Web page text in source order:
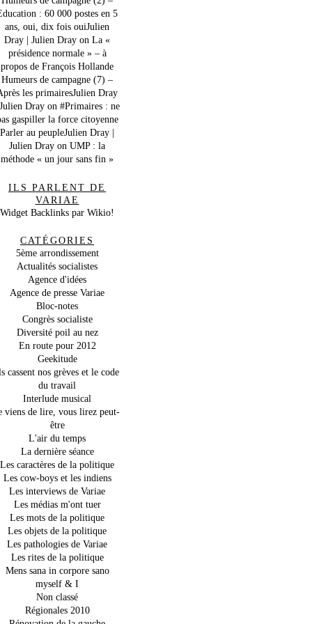
: 60 000 postes en 5
ans, oui, dix fois ouiJulien
Dray | Julien Dray on La «
présidence normale » – à
propos de François Hollande
Humeurs de campagne (7) –
les primairesJulien Dray
Dray on #Primaires : ne
gaspiller la force citoyenne
Parler au peupleJulien Dray |
Julien Dray on UMP : la
méthode « un jour sans fin »
ILS PARLENT DE
VARIAE
Widget Backlinks par Wikio!
CATÉGORIES
5ème arrondissement
Actualités socialistes
Agence d'idées
Agence de presse Variae
Bloc-notes
Congrès socialiste
Diversité poil au nez
En route pour 2012
Geekitude
cassent nos grèves et le code
du travail
Interlude musical
viens de lire, vous lirez peut-
être
L'air du temps
La dernière séance
Les caractères de la politique
Les cow-boys et les indiens
Les interviews de Variae
Les médias m'ont tuer
Les mots de la politique
Les objets de la politique
Les pathologies de Variae
Les rites de la politique
Mens sana in corpore sano
myself & I
Non classé
Régionales 2010